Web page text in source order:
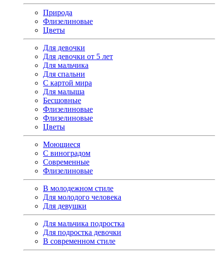
Природа
Флизелиновые
Цветы
Для девочки
Для девочки от 5 лет
Для мальчика
Для спальни
С картой мира
Для малыша
Бесшовные
Флизелиновые
Флизелиновые
Цветы
Моющиеся
С виноградом
Современные
Флизелиновые
В молодежном стиле
Для молодого человека
Для девушки
Для мальчика подростка
Для подростка девочки
В современном стиле